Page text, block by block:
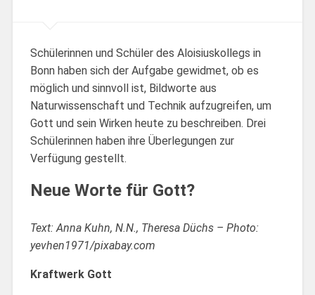
Schülerinnen und Schüler des Aloisiuskollegs in
Bonn haben sich der Aufgabe gewidmet, ob es
möglich und sinnvoll ist, Bildworte aus
Naturwissenschaft und Technik aufzugreifen, um
Gott und sein Wirken heute zu beschreiben. Drei
Schülerinnen haben ihre Überlegungen zur
Verfügung gestellt.
Neue Worte für Gott?
Text: Anna Kuhn, N.N., Theresa Düchs – Photo:
yevhen1971/pixabay.com
Kraftwerk Gott